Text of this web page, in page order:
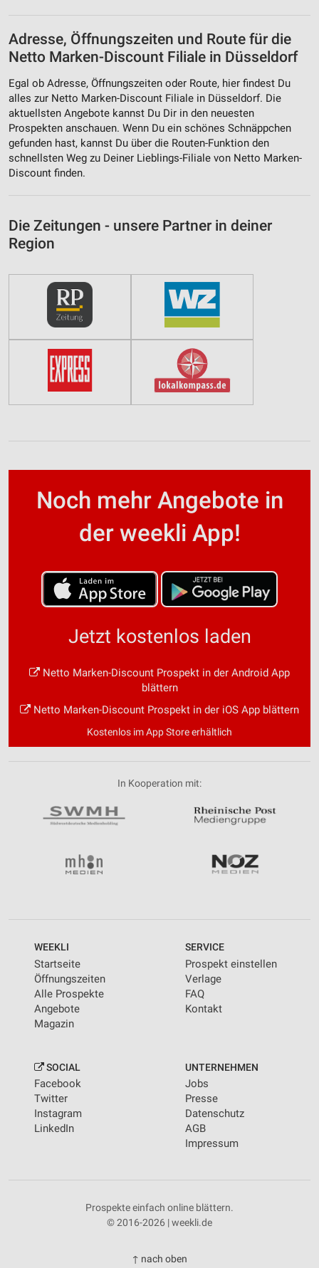
Adresse, Öffnungszeiten und Route für die
Netto Marken-Discount Filiale in Düsseldorf
Egal ob Adresse, Öffnungszeiten oder Route, hier findest Du
alles zur Netto Marken-Discount Filiale in Düsseldorf. Die
aktuellsten Angebote kannst Du Dir in den neuesten
Prospekten anschauen. Wenn Du ein schönes Schnäppchen
gefunden hast, kannst Du über die Routen-Funktion den
schnellsten Weg zu Deiner Lieblings-Filiale von Netto Marken-
Discount finden.
Die Zeitungen - unsere Partner in deiner
Region
Noch mehr Angebote in
der weekli App!
Jetzt kostenlos laden
Netto Marken-Discount Prospekt in der Android App
blättern
Netto Marken-Discount Prospekt in der iOS App blättern
Kostenlos im App Store erhältlich
In Kooperation mit:
WEEKLI
Startseite
Öffnungszeiten
Alle Prospekte
Angebote
Magazin
SERVICE
Prospekt einstellen
Verlage
FAQ
Kontakt
SOCIAL
Facebook
Twitter
Instagram
LinkedIn
UNTERNEHMEN
Jobs
Presse
Datenschutz
AGB
Impressum
Prospekte einfach online blättern.
© 2016-2026 | weekli.de
↑ nach oben